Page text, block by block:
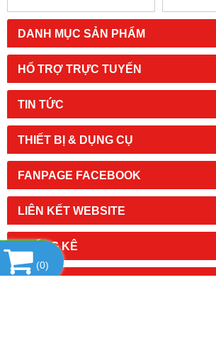
DANH MỤC SẢN PHẨM
HỔ TRỢ TRỰC TUYẾN
TIN TỨC
THIẾT BỊ & DỤNG CỤ
FANPAGE FACEBOOK
LIÊN KẾT WEBSITE
THỐNG KÊ
(0)